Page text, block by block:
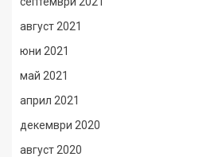
август 2021
юни 2021
май 2021
април 2021
декември 2020
август 2020